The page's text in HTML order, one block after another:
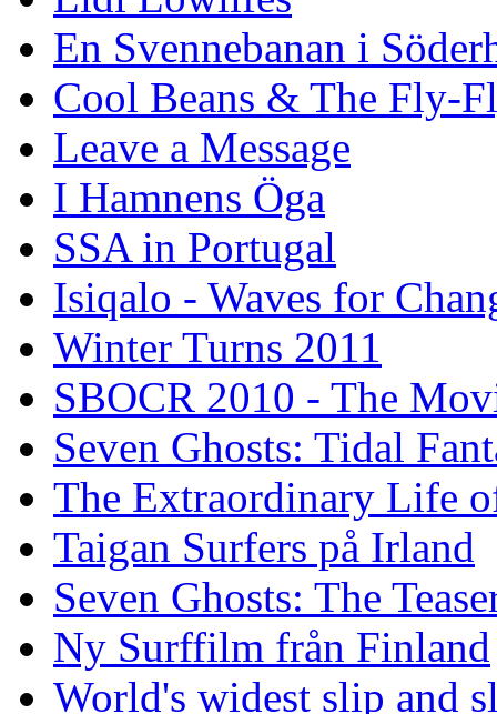
En Svennebanan i
Cool Beans & The Fly-
Leave a Message
I Hamnens Öga
SSA in Portugal
Isiqalo - Waves for
Winter Turns 2011
SBOCR 2010 - The
Seven Ghosts: Tidal
The Extraordinary Life
Taigan Surfers på Irland
Seven Ghosts: The
Ny Surffilm från Finland
World's widest slip and